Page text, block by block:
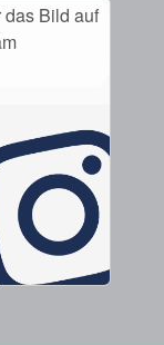
das Bild auf